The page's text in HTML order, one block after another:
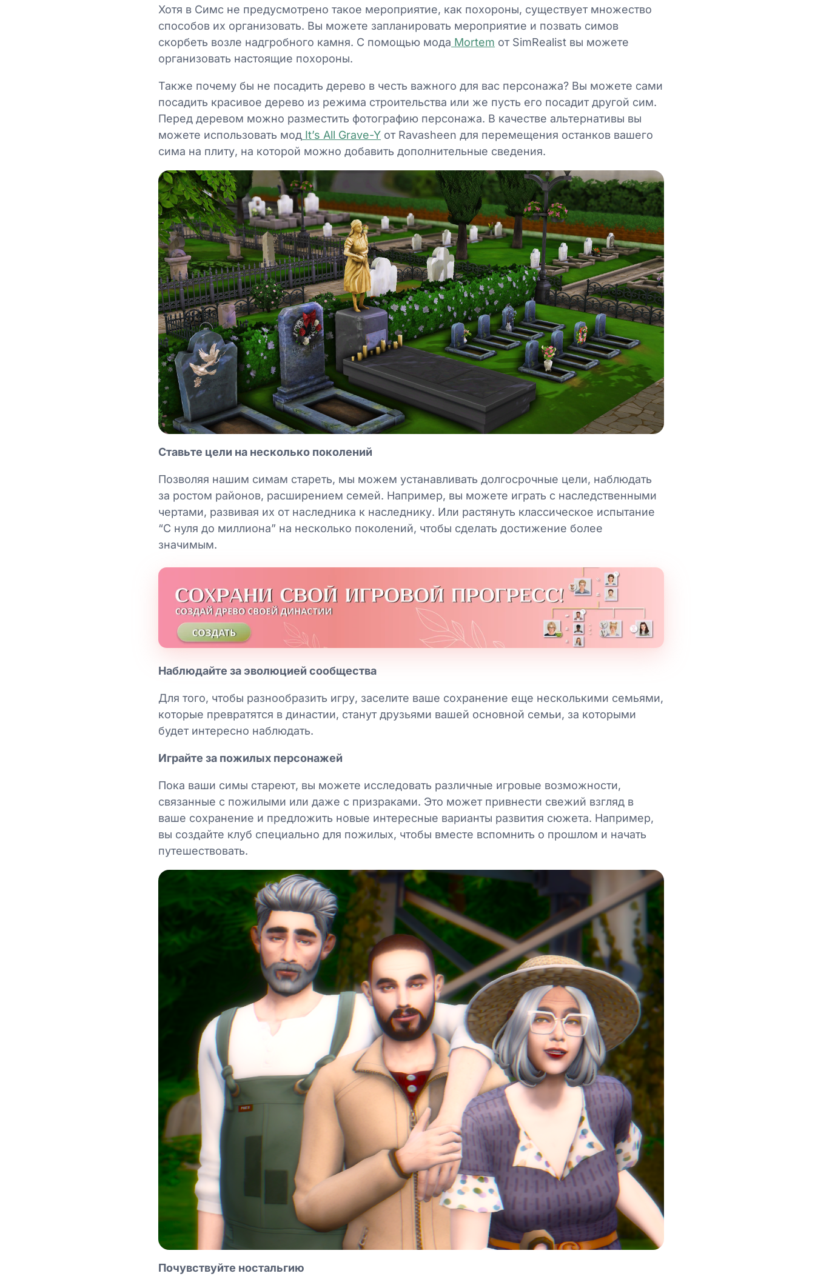
Хотя в Симс не предусмотрено такое мероприятие, как похороны, существует множество
способов их организовать. Вы можете запланировать мероприятие и позвать симов
скорбеть возле надгробного камня. С помощью мода Mortem от SimRealist вы можете
организовать настоящие похороны.
Также почему бы не посадить дерево в честь важного для вас персонажа? Вы можете сами
посадить красивое дерево из режима строительства или же пусть его посадит другой сим.
Перед деревом можно разместить фотографию персонажа. В качестве альтернативы вы
можете использовать мод It’s All Grave-Y от Ravasheen для перемещения останков вашего
сима на плиту, на которой можно добавить дополнительные сведения.
Ставьте цели на несколько поколений
Позволяя нашим симам стареть, мы можем устанавливать долгосрочные цели, наблюдать
за ростом районов, расширением семей. Например, вы можете играть с наследственными
чертами, развивая их от наследника к наследнику. Или растянуть классическое испытание
“С нуля до миллиона” на несколько поколений, чтобы сделать достижение более
значимым.
Наблюдайте за эволюцией сообщества
Для того, чтобы разнообразить игру, заселите ваше сохранение еще несколькими семьями,
которые превратятся в династии, станут друзьями вашей основной семьи, за которыми
будет интересно наблюдать.
Играйте за пожилых персонажей
Пока ваши симы стареют, вы можете исследовать различные игровые возможности,
связанные с пожилыми или даже с призраками. Это может привнести свежий взгляд в
ваше сохранение и предложить новые интересные варианты развития сюжета. Например,
вы создайте клуб специально для пожилых, чтобы вместе вспомнить о прошлом и начать
путешествовать.
Почувствуйте ностальгию